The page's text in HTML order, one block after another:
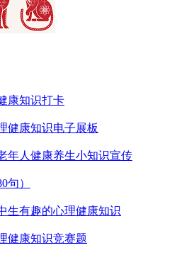
康知识打卡
健康知识电子展板
年人健康养生小知识宣传
句）
生有趣的心理健康知识
健康知识竞赛题